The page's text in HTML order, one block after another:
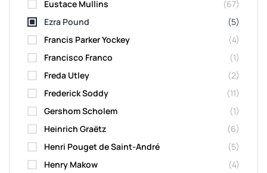
Eustace Mullins
(67)
Ezra Pound
(5)
Francis Parker Yockey
(4)
Francisco Franco
(1)
Freda Utley
(2)
Frederick Soddy
(11)
Gershom Scholem
(1)
Heinrich Graëtz
(6)
Henri Pouget de Saint-André
(5)
Henry Makow
(4)